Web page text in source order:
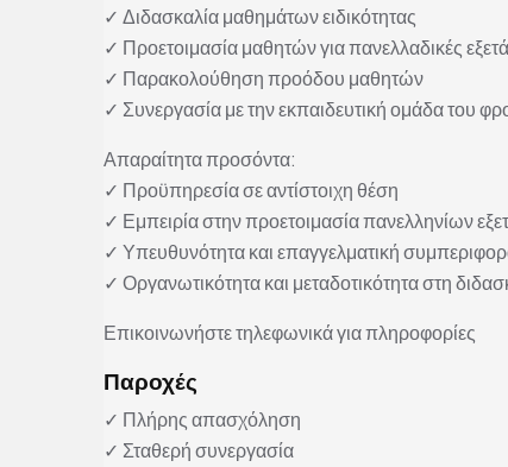
✓ Διδασκαλία μαθημάτων ειδικότητας
✓ Προετοιμασία μαθητών για πανελλαδικές
✓ Παρακολούθηση προόδου μαθητών
✓ Συνεργασία με την εκπαιδευτική ομάδα του
Απαραίτητα προσόντα:
✓ Προϋπηρεσία σε αντίστοιχη θέση
✓ Εμπειρία στην προετοιμασία πανελληνίων
✓ Υπευθυνότητα και επαγγελματική
✓ Οργανωτικότητα και μεταδοτικότητα στη
Επικοινωνήστε τηλεφωνικά για πληροφορίες
Παροχές
✓ Πλήρης απασχόληση
✓ Σταθερή συνεργασία